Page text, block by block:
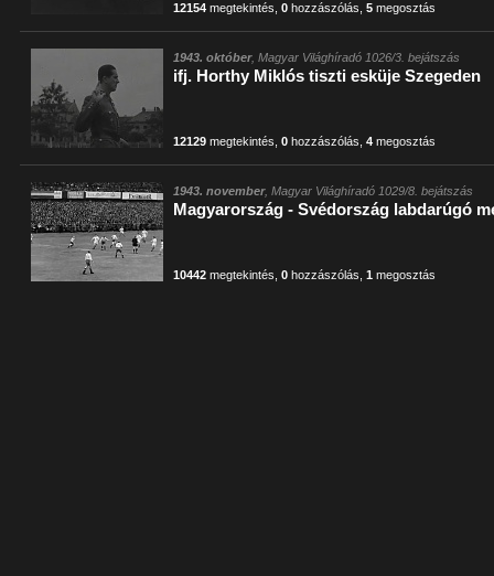
12154 megtekintés ,0 hozzászólás ,5 megosztás
1943. október, Magyar Világhíradó 1026/3. bejátszás
ifj. Horthy Miklós tiszti esküje Szegeden
12129 megtekintés ,0 hozzászólás ,4 megosztás
1943. november, Magyar Világhíradó 1029/8. bejátszás
Magyarország - Svédország labdarúgó
10442 megtekintés ,0 hozzászólás ,1 megosztás